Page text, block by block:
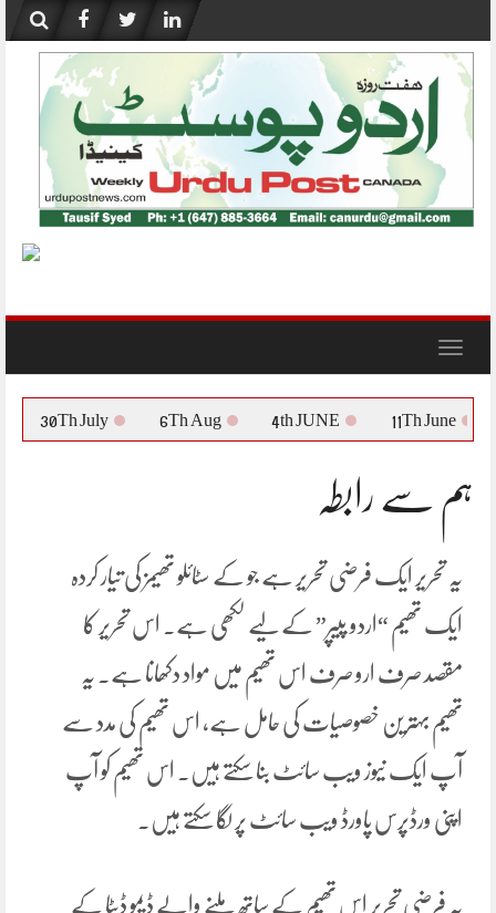
content
Toggle
11Th June
4th JUNE
6Th Aug
30Th July
ہم سے رابطہ
یہ تحریر ایک فرضی تحریر ہے جو کے سٹائلو تھیمز کی تیار کردہ
ایک تھیم “اردو پیپر” کے لیے لکھی ہے۔ اس تحریر کا
مقصد صرف ارو صرف اس تھیم میں مواد دکھانا ہے۔ یہ
تھیم بہترین خصوصیات کی حامل ہے، اس تھیم کی مدد سے
آپ ایک نیوز ویب سائٹ بنا سکتے ہیں۔ اس تھیم کو آپ
اپنی ورڈپرس پاورڈ ویب سائٹ پر لگا سکتے ہیں۔
یہ فرضی تحریر اس تھیم کے ساتھ ملنے والے ڈیمو ڈیٹا کے